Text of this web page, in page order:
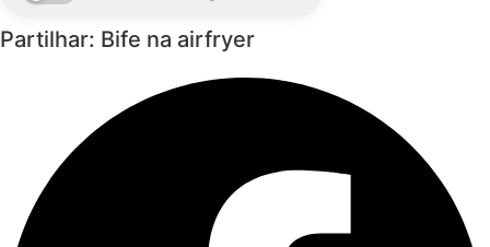
Partilhar: Bife na airfryer